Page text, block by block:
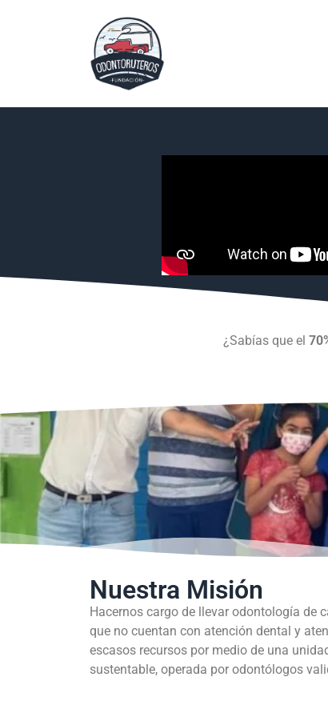
¿Sabías que el
Nuestra Misión
Hacernos cargo de llevar odontología de
que no cuentan con atención dental y
escasos recursos por medio de una
sustentable, operada por odontólogos